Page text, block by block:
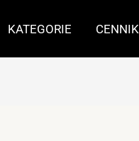
KATEGORIE CENNIK